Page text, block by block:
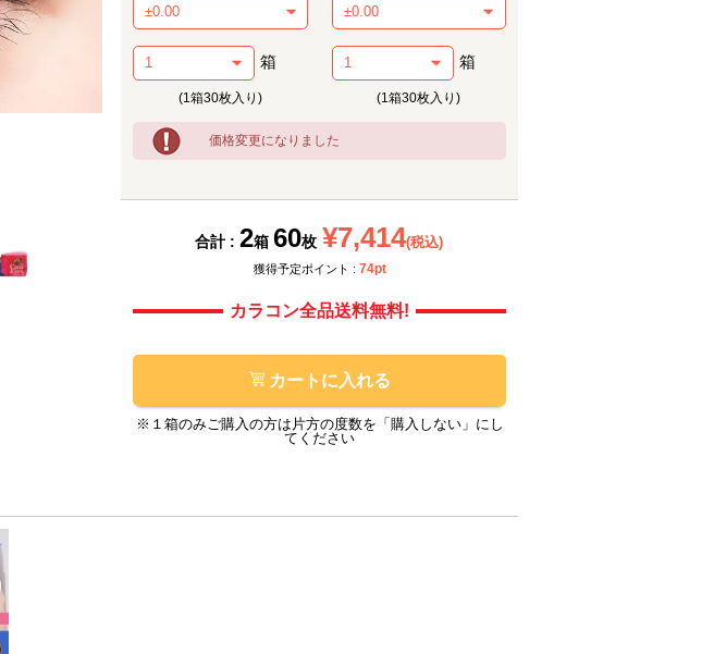
箱
(1箱30枚入り)
箱
(1箱30枚入り)
価格変更になりました
合計 : 2箱 60枚 ¥7,414(税込)
獲得予定ポイント : 74pt
カラコン全品送料無料!
カートに入れる
※１箱のみご購入の方は片方の度数を「購入しない」にし
てください